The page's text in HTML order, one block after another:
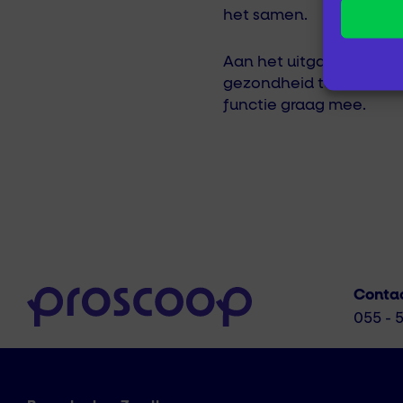
het samen.
Aan het uitgangspunt
gezondheid te
functie graag mee.
055 -